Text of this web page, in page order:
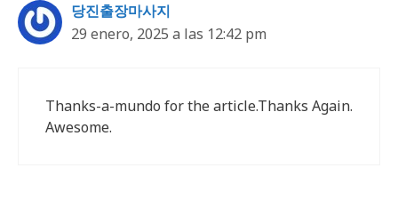
당진출장마사지
29 enero, 2025 a las 12:42 pm
Thanks-a-mundo for the article.Thanks Again.
Awesome.